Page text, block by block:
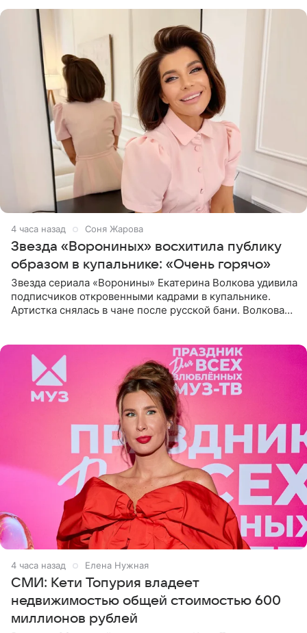
4 часа назад Соня Жарова
Звезда «Ворониных» восхитила публику
образом в купальнике: «Очень горячо»
Звезда сериала «Воронины» Екатерина Волкова удивила
подписчиков откровенными кадрами в купальнике.
Артистка снялась в чане после русской бани. Волкова
4 часа назад Елена Нужная
СМИ: Кети Топурия владеет
недвижимостью общей стоимостью 600
миллионов рублей